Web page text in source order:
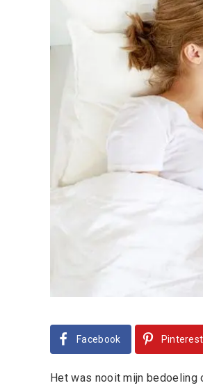
Facebook Pinterest
Het was nooit mijn bedoeling